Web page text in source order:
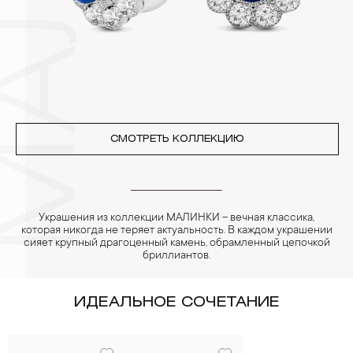
4. Специалисты обычно рекомендуют чистить украшения не
реже одного раза в месяц, а также регулярно протирать их
СМОТРЕТЬ КОЛЛЕКЦИЮ
Украшения из коллекции МАЛИНКИ – вечная классика,
которая никогда не теряет актуальность. В каждом украшении
сияет крупный драгоценный камень, обрамленный цепочкой
бриллиантов.
ИДЕАЛЬНОЕ СОЧЕТАНИЕ